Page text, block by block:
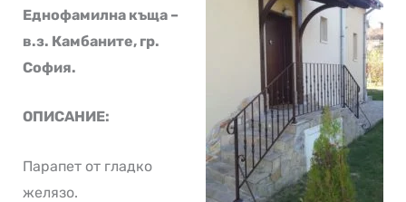
Еднофамилна къща –
в.з. Камбаните, гр.
София.
ОПИСАНИЕ:
Парапет от гладко
желязо.